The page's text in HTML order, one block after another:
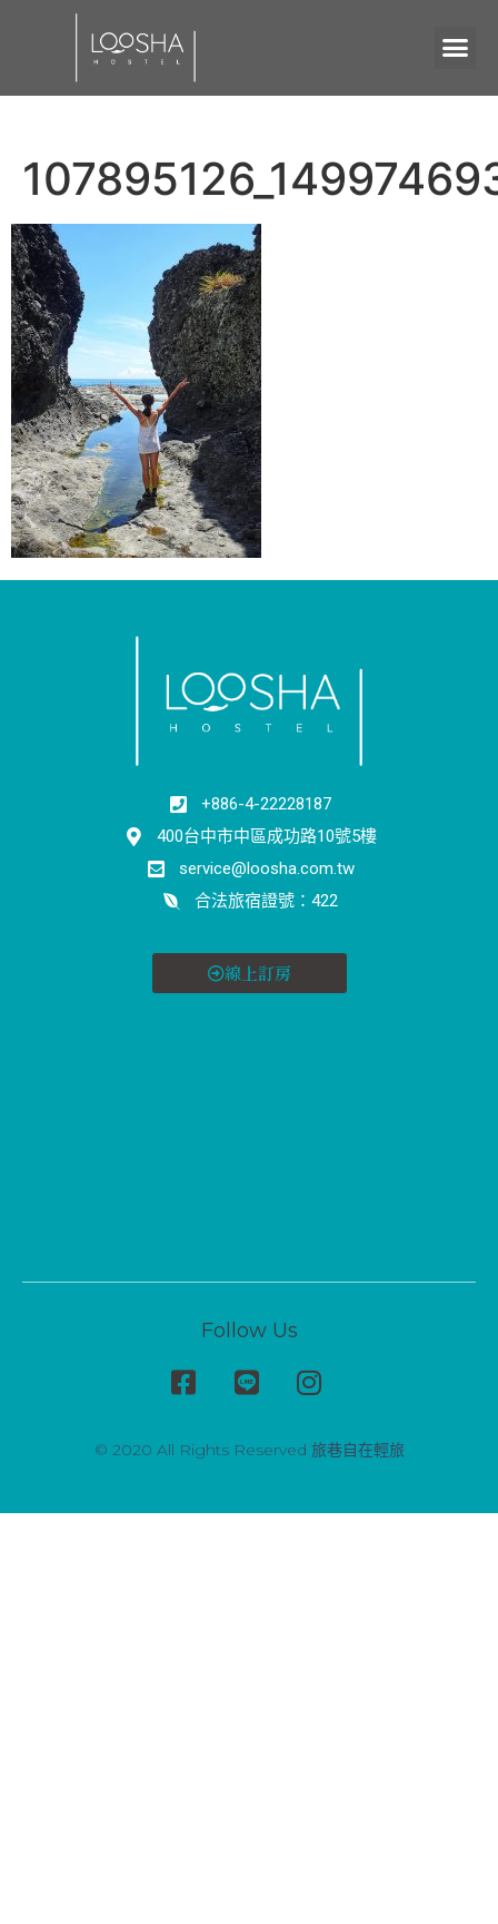
+886-4-22228187
400台中市中區成功路10號5樓
service@loosha.com.tw
合法旅宿證號：422
線上訂房
Follow Us
© 2020 All Rights Reserved 旅巷自在輕旅